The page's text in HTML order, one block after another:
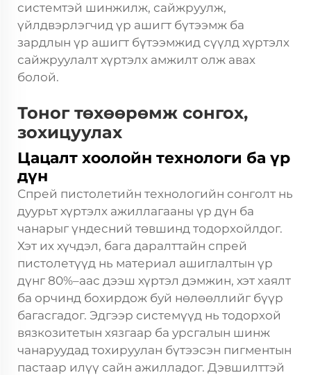
системтэй шинжилж, сайжруулж,
үйлдвэрлэгчид үр ашигт бүтээмж ба
зардлын үр ашигт бүтээмжид сүүлд хүртэлх
сайжруулалт хүртэлх амжилт олж авах
болой.
Тоног төхөөрөмж сонгох,
зохицуулах
Цацалт хоолойн технологи ба үр
дүн
Спрей пистолетийн технологийн сонголт нь
дуурьт хүртэлх ажиллагааны үр дүн ба
чанарыг үндесний төвшинд тодорхойлдог.
Хэт их хүчдэл, бага даралттайн спрей
пистолетүүд нь материал ашиглалтын үр
дүнг 80%–аас дээш хүртэл дэмжин, хэт хаялт
ба орчинд бохирдож буй нөлөөллийг бүүр
багасгадог. Эдгээр системүүд нь тодорхой
вязкозитетын хязгаар ба урсгалын шинж
чанаруудад тохируулан бүтээсэн пигментын
пастаар илүү сайн ажилладог. Дэвшилттэй